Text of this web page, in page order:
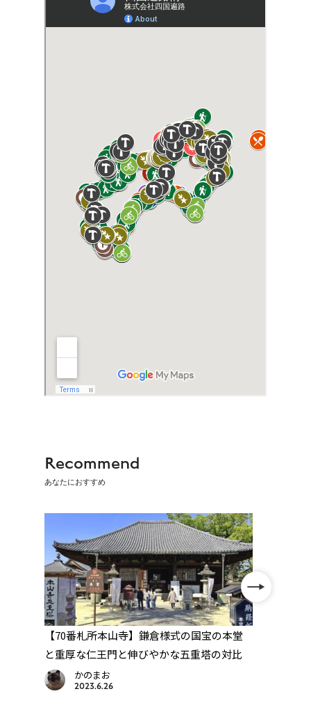
Recommend
あなたにおすすめ
【70番札所本山寺】鎌倉様式の国宝の本堂
と重厚な仁王門と伸びやかな五重塔の対比
かのまお
2023.6.26